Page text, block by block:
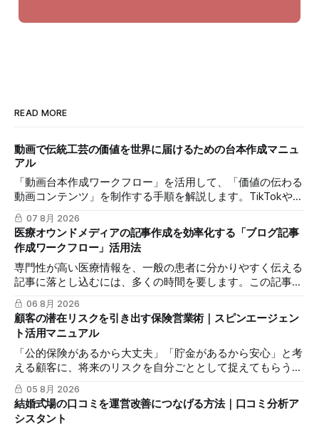
READ MORE
動画で伝統工芸の価値を世界に届けるための台本作成マニュ
アル
「動画台本作成ワークフロー」を活用して、「価値の伝わる
動画コンテンツ」を制作する手順を解説します。TikTokや
Instagramリールを通じた、国内若年層および海外市場への
効果的な発信を支援します。
07 8月 2026
医療オウンドメディアの記事作成を効率化する「ブログ記事
作成ワークフロー」活用法
専門性が高い医療情報を、一般の患者に分かりやすく伝える
記事に落とし込むには、多くの時間を要します。この記事で
は、mitsumonoAIの「ブログ記事作成ワークフロー」を活用
し、SEOに配慮した質の高いブログ記事を効率的に作成し、
発信力を最大化する方法を解説します。
06 8月 2026
顧客の潜在リスクを引き出す保険営業術｜スピンエージェン
ト活用マニュアル
「公的保険があるから大丈夫」「貯金があるから安心」と考
える顧客に、将来のリスクを自分ごととして捉えてもらうの
は簡単ではありません。この記事では、mitsumonoAIの「ス
ピンエージェント」を活用し、顧客の反論すらも対話の糸口
に変え、納得感を高めて成約に繋げる具体的な3つのステッ
プを解説します。
05 8月 2026
結婚式場の口コミを運営改善につなげる方法｜口コミ分析ア
シスタント